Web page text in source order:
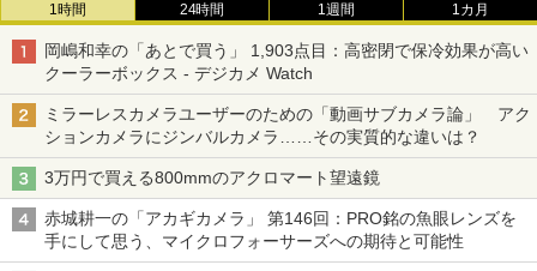
1時間 24時間 1週間 1カ月
岡嶋和幸の「あとで買う」 1,903点目：高密閉で保冷効果が高い
クーラーボックス - デジカメ Watch
ミラーレスカメラユーザーのための「動画サブカメラ論」 アク
ションカメラにジンバルカメラ……その実質的な違いは？
3万円で買える800mmのアクロマート望遠鏡
赤城耕一の「アカギカメラ」 第146回：PRO銘の魚眼レンズを
手にして思う、マイクロフォーサーズへの期待と可能性